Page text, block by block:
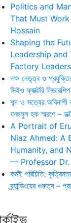
Politics and
That Must
Hossain
Shaping the
Leadership and
Factory
দক্ষ নেতৃত্ব ও
সিইও ফ্যাক্টরি
শব্দ ও সত্যের
ফজলুল হক স্মরণে –
A Portrait of
Niaz Ahmed: A
Humanity, and
— Professor
কর্মই পরিচিতি:
ব্র্যান্ডিংয়ের গুরুত্ব –